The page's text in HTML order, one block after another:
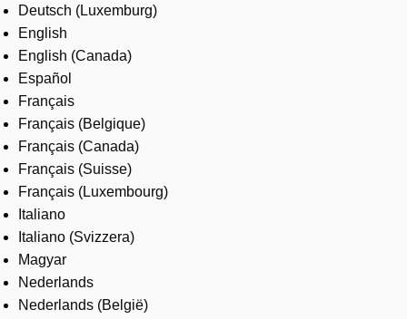
Contact us
Careers
Deutsch (Luxemburg)
English
English (Canada)
Español
Français
Français (Belgique)
Français (Canada)
Français (Suisse)
Français (Luxembourg)
Italiano
Italiano (Svizzera)
Magyar
Nederlands
Nederlands (België)